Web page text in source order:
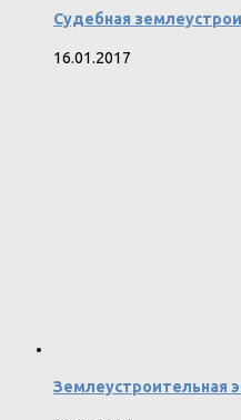
Судебная
16.01.2017
Землеустроительная